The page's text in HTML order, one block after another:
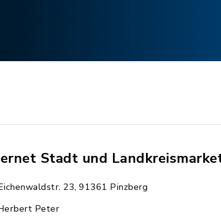
Stadt und
23, 91361 Pinzberg
Peter